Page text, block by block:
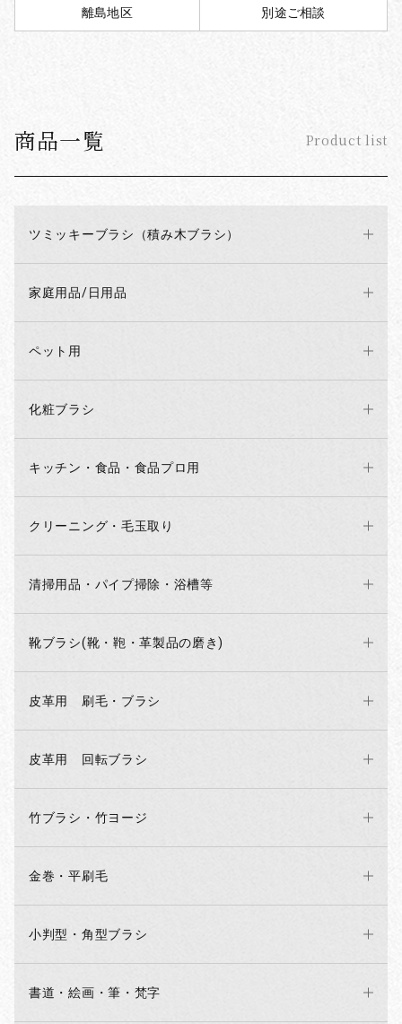
商品一覧 Product list
ツミッキーブラシ（積み木ブラシ）
家庭用品/日用品
ペット用
化粧ブラシ
キッチン・食品・食品プロ用
クリーニング・毛玉取り
清掃用品・パイプ掃除・浴槽等
靴ブラシ(靴・鞄・革製品の磨き)
皮革用 刷毛・ブラシ
皮革用 回転ブラシ
竹ブラシ・竹ヨージ
金巻・平刷毛
小判型・角型ブラシ
書道・絵画・筆・梵字
お買い物を続ける
離島地区 別途ご相談